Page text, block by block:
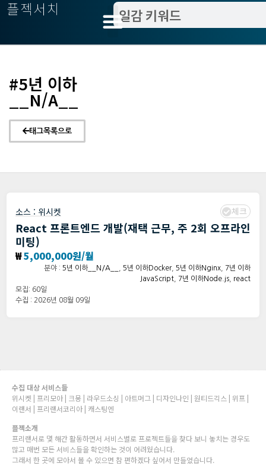
플젝서치
#5년 이하
__N/A__
태그목록으로
소스 : 위시켓 체크
React 프론트엔드 개발(재택 근무, 주 2회 오프라인
미팅)
₩5,000,000원/월
분야 : 5년 이하__N/A__ 5년 이하Docker, 5년 이하Nginx
7년 이하
JavaScript
7년 이하Node.js
react
모집: 60일
수집 : 2026년 08월 09일
수집 대상 서비스들
위시켓 | 프리모아 | 크몽 | 라우드소싱 | 아트머그 | 디자인나인 | 원티드긱스 | 위프 |
이랜서 | 프리랜서코리아 | 캐스팅엔
플젝소개
프리랜서로 몇 해간 활동하면서 서비스별로 프로젝트들을 찾다 보니 놓치는 경우도
많고 매번 모든 서비스들을 확인하는 것이 어려웠습니다.
그래서 한 곳에 모아서 볼 수 있으면 참 편하겠다 싶어서 만들었습니다.